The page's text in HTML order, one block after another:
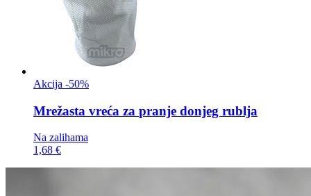
Akcija -50%
Mrežasta vreća za pranje donjeg rublja
Na zalihama
1,68 €